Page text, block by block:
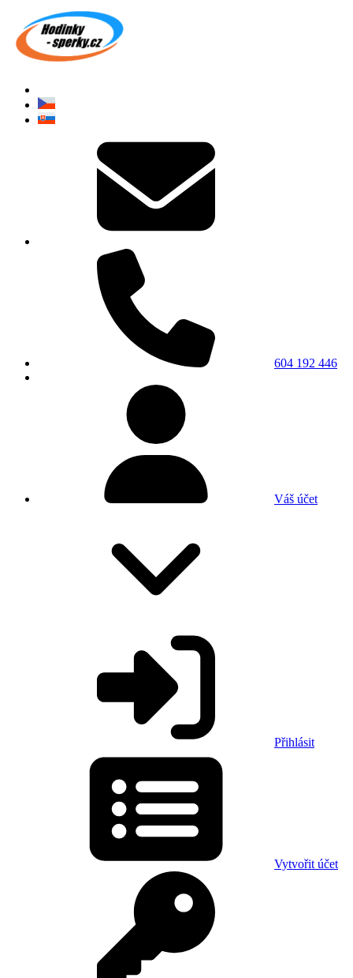
604 192 446
Váš účet
Přihlásit
Vytvořit účet